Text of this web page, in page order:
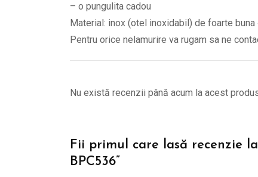
– o pungulita cadou
Material: inox (otel inoxidabil) de foarte
Pentru orice nelamurire va rugam sa ne
Nu există recenzii până acum la acest
Fii primul care lasă recenzie
BPC536”